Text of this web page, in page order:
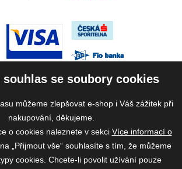
souhlas se soubory cookies
můžeme zlepšovat e-shop i Váš zážitek při
nakupování, děkujeme.
o cookies naleznete v sekci Více informací o
na „Přijmout vše“ souhlasíte s tím, že můžeme
cookies. Chcete-li povolit užívání pouze